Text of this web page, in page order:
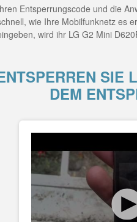
Entsperrungscode und die
wie Ihre Mobilfunknetz es
wird ihr LG G2 Mini
SIE
DEM